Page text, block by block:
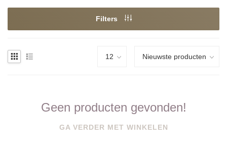
Filters
Geen producten gevonden!
GA VERDER MET WINKELEN